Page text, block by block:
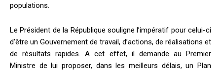
populations.
Le Président de la République souligne l’impératif pour celui-ci
d’être un Gouvernement de travail, d’actions, de réalisations et
de résultats rapides. A cet effet, il demande au Premier
Ministre de lui proposer, dans les meilleurs délais, un Plan